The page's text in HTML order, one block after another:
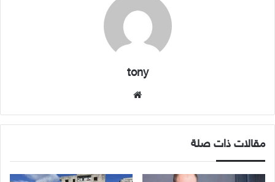
tony
مقالات ذات صلة